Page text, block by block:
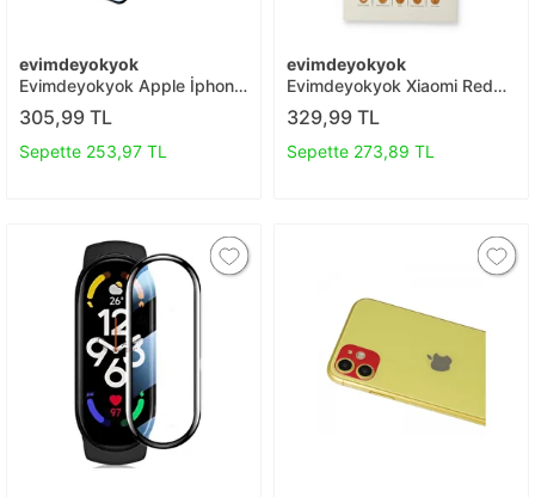
evimdeyokyok
Evimdeyokyok Apple İphone
13 Pro Max 3d Antistatik
Cam Ekran Koruyucu T20
305,99 TL
Sepette 253,97 TL
evimdeyokyok
Evimdeyokyok Xiaomi Redmi
9t 6d Mat Seramik Hayalet
Nano Ekran Koruyucu T20
329,99 TL
Sepette 273,89 TL